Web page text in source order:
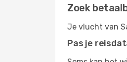
Zoek
Je vlucht van
Pas je